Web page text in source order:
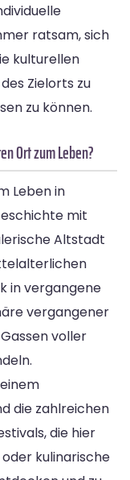
ratsam, sich
kulturellen
Zielorts zu
zu können.
Ort zum Leben?
Leben in
mit
Altstadt
in vergangene
vergangener
voller
die zahlreichen
die hier
kulinarische